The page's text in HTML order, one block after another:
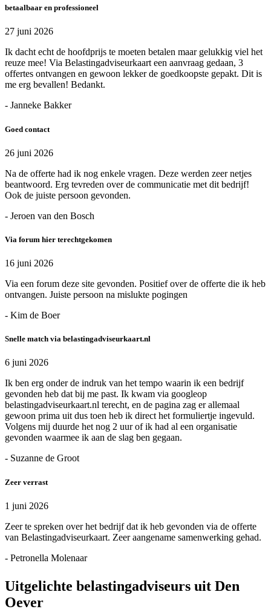
betaalbaar en professioneel
27 juni 2026
Ik dacht echt de hoofdprijs te moeten betalen maar gelukkig viel het
reuze mee! Via Belastingadviseurkaart een aanvraag gedaan, 3
offertes ontvangen en gewoon lekker de goedkoopste gepakt. Dit is
me erg bevallen! Bedankt.
- Janneke Bakker
Goed contact
26 juni 2026
Na de offerte had ik nog enkele vragen. Deze werden zeer netjes
beantwoord. Erg tevreden over de communicatie met dit bedrijf!
Ook de juiste persoon gevonden.
- Jeroen van den Bosch
Via forum hier terechtgekomen
16 juni 2026
Via een forum deze site gevonden. Positief over de offerte die ik heb
ontvangen. Juiste persoon na mislukte pogingen
- Kim de Boer
Snelle match via belastingadviseurkaart.nl
6 juni 2026
Ik ben erg onder de indruk van het tempo waarin ik een bedrijf
gevonden heb dat bij me past. Ik kwam via googleop
belastingadviseurkaart.nl terecht, en de pagina zag er allemaal
gewoon prima uit dus toen heb ik direct het formuliertje ingevuld.
Volgens mij duurde het nog 2 uur of ik had al een organisatie
gevonden waarmee ik aan de slag ben gegaan.
- Suzanne de Groot
Zeer verrast
1 juni 2026
Zeer te spreken over het bedrijf dat ik heb gevonden via de offerte
van Belastingadviseurkaart. Zeer aangename samenwerking gehad.
- Petronella Molenaar
Uitgelichte belastingadviseurs uit Den
Oever